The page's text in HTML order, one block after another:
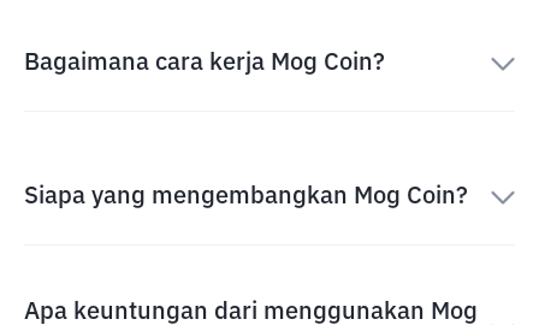
Bagaimana cara kerja Mog Coin?
Siapa yang mengembangkan Mog Coin?
Apa keuntungan dari menggunakan Mog